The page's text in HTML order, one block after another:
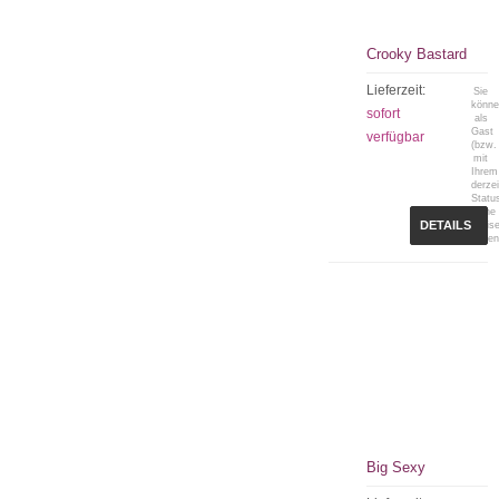
Crooky Bastard
Lieferzeit:
sofort
verfügbar
Sie
als
Gast
(bzw.
mit
Ihrem
keine
DETAILS
Big Sexy